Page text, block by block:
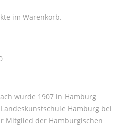
im Warenkorb.
wurde 1907 in Hamburg
Hamburg bei
Mitglied der Hamburgischen